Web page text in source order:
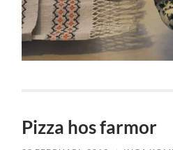
Pizza hos farmor